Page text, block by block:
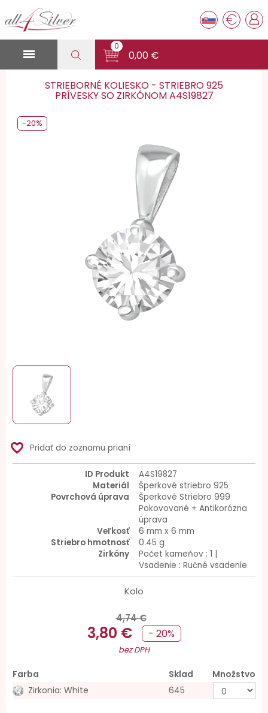
€

0
0,00 €
STRIEBORNÉ KOLIESKO - STRIEBRO 925
PRÍVESKY SO ZIRKÓNOM A4S19827
-20%
favorite_border Pridať do zoznamu prianí
ID Produkt
A4S19827
Materiál
Šperkové striebro 925
Povrchová úprava
Šperkové Striebro 999
Pokovované + Antikorózna
úprava
Veľkosť
6 mm x 6 mm
Striebro hmotnosť
0.45 g
Zirkóny
Počet kameňov : 1 |
Vsadenie : Ručné vsadenie
Kolo
4,74 €
3,80 € - 20%
bez DPH
Farba Sklad
Množstvo
Zirkonia: White
645